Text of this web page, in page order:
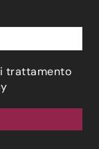
trattamento